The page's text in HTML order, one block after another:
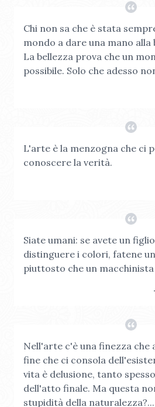
Chi non sa che è stata
mondo a dare una mano
La bellezza prova che un
possibile. Solo che adesso
L'arte è la menzogna che ci
conoscere la verità.
Siate umani: se avete un
distinguere i colori, fatene
piuttosto che un
Nell'arte c'è una finezza che
fine che ci consola
vita è delusione, tanto
dell'atto finale. Ma questa
stupidità della naturalezza?...